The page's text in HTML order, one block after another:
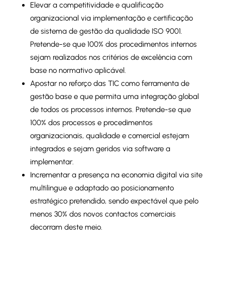
Elevar a competitividade e qualificação
organizacional via implementação e certificação
de sistema de gestão da qualidade ISO 9001.
Pretende-se que 100% dos procedimentos internos
sejam realizados nos critérios de excelência com
base no normativo aplicável.
Apostar no reforço das TIC como ferramenta de
gestão base e que permita uma integração global
de todos os processos internos. Pretende-se que
100% dos processos e procedimentos
organizacionais, qualidade e comercial estejam
integrados e sejam geridos via software a
implementar.
Incrementar a presença na economia digital via site
multilingue e adaptado ao posicionamento
estratégico pretendido, sendo expectável que pelo
menos 30% dos novos contactos comerciais
decorram deste meio.